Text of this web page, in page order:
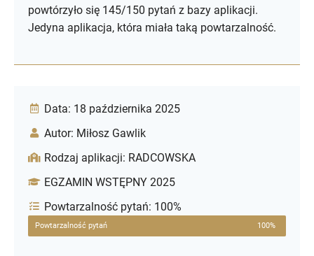
powtórzyło się 145/150 pytań z bazy aplikacji.
Jedyna aplikacja, która miała taką powtarzalność.
Data: 18 października 2025
Autor: Miłosz Gawlik
Rodzaj aplikacji: RADCOWSKA
EGZAMIN WSTĘPNY 2025
Powtarzalność pytań: 100%
Powtarzalność pytań 100%